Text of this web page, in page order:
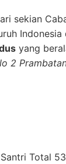
sekian
yang
2
Total